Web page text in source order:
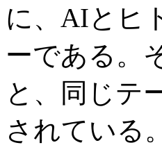
に、AIとヒ
ーである。
と、同じテ
されている。